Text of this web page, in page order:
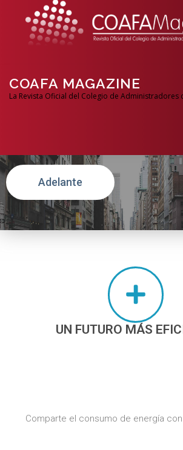
COAFA MAGAZINE
La Revista Oficial del Colegio de Administradores
Adelante
UN FUTURO MÁS
Comparte el consumo de energía